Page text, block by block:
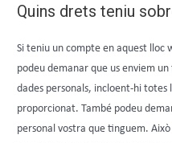
Quins drets teniu
Si teniu un compte en aquest lloc
podeu demanar que us enviem
dades personals, incloent-hi totes
proporcionat. També podeu
personal vostra que tinguem.